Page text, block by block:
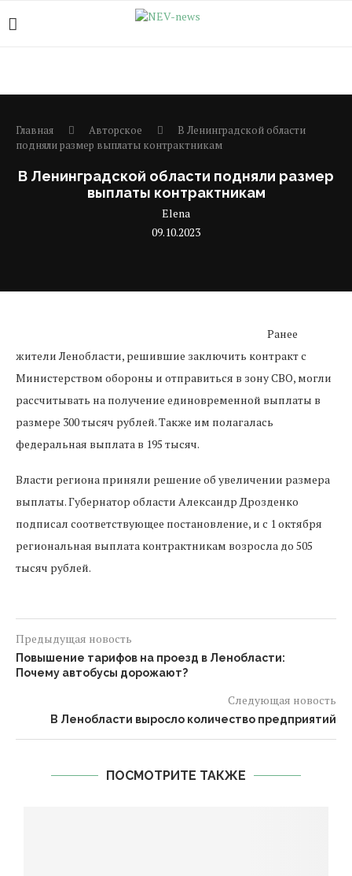
Главная Авторское
В Ленинградской области
подняли размер выплаты контрактникам
В Ленинградской области подняли размер
выплаты контрактникам
Elena
09.10.2023
Ранее
жители Ленобласти, решившие заключить контракт с
Министерством обороны и отправиться в зону СВО, могли
рассчитывать на получение единовременной выплаты в
размере 300 тысяч рублей. Также им полагалась
федеральная выплата в 195 тысяч.
Власти региона приняли решение об увеличении размера
выплаты. Губернатор области Александр Дрозденко
подписал соответствующее постановление, и с 1 октября
региональная выплата контрактникам возросла до 505
тысяч рублей.
Предыдущая новость
Повышение тарифов на проезд в Ленобласти:
Почему автобусы дорожают?
Следующая новость
В Ленобласти выросло количество предприятий
ПОСМОТРИТЕ ТАКЖЕ